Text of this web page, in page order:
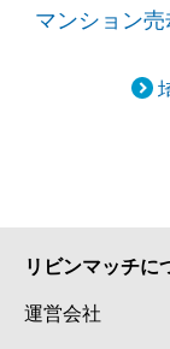
並木元町
並木元町
西青木
西青木
マンション
リビンマッチに
運営会社